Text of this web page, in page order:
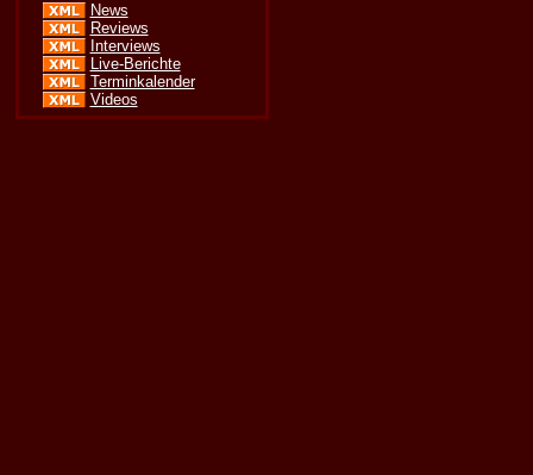
News
Reviews
Interviews
Live-Berichte
Terminkalender
Videos